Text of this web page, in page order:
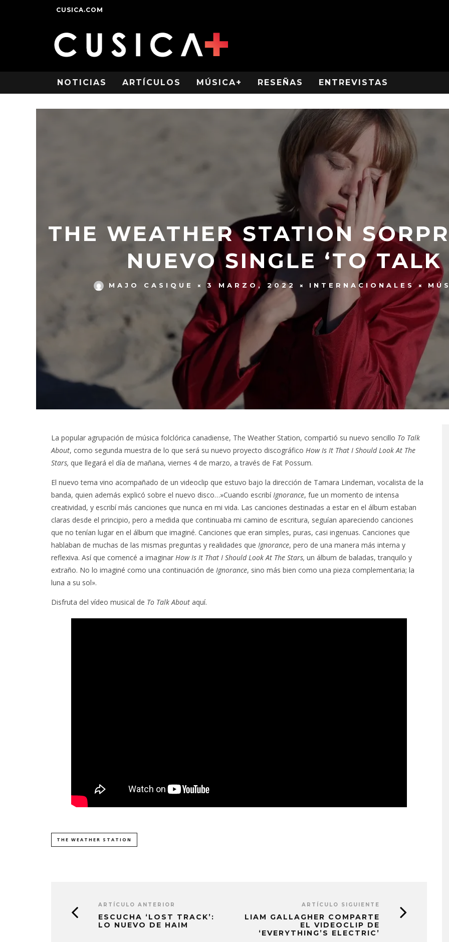
CUSICA.COM
NOTICIAS ARTÍCULOS MÚSICA+ RESEÑAS ENTREVISTAS
THE WEATHER STATION
NUEVO SINGLE ‘TO TALK
MAJO CASIQUE 3 MARZO, 2022 INTERNACIONALES
La popular agrupación de música folclórica canadiense, The Weather Station, compartió su nuevo sencillo To Talk
About, como segunda muestra de lo que será su nuevo proyecto discográfico How Is It That I Should Look At The
Stars, que llegará el día de mañana, viernes 4 de marzo, a través de Fat Possum.
El nuevo tema vino acompañado de un videoclip que estuvo bajo la dirección de Tamara Lindeman, vocalista de la
banda, quien además explicó sobre el nuevo disco…»Cuando escribíIgnorance, fue un momento de intensa
creatividad, y escribí más canciones que nunca en mi vida. Las canciones destinadas a estar en el álbum estaban
claras desde el principio, pero a medida que continuaba mi camino de escritura, seguían apareciendo canciones
que no tenían lugar en el álbum que imaginé. Canciones que eran simples, puras, casi ingenuas. Canciones que
hablaban de muchas de las mismas preguntas y realidades que Ignorance, pero de una manera más interna y
reflexiva. Así que comencé a imaginar How Is It That I Should Look At The Stars, un álbum de baladas, tranquilo y
extraño. No lo imaginé como una continuación de Ignorance, sino más bien como una pieza complementaria; la
luna a su sol».
Disfruta del vídeo musical de To Talk About aquí.
THE WEATHER STATION
ARTÍCULO ANTERIOR
ESCUCHA ‘LOST TRACK’:
LO NUEVO DE HAIM
ARTÍCULO SIGUIENTE
LIAM GALLAGHER COMPARTE
EL VIDEOCLIP DE
‘EVERYTHING’S ELECTRIC’